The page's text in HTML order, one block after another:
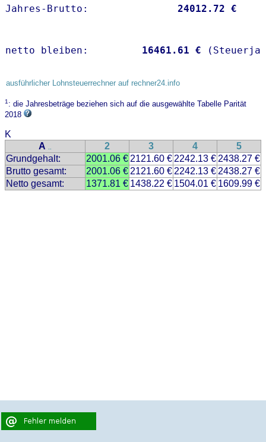
Jahres-Brutto: 24012.72 €
netto bleiben: 16461.61 €
ausführlicher Lohnsteuerrechner auf rechner24.info
1: die Jahresbeträge beziehen sich auf die ausgewählte Tabelle Parität
2018
K
A .. 2 3 4
5
Grundgehalt:
2001.06 € 2121.60 € 2242.13 € 2438.27 €
Brutto gesamt:
2001.06 € 2121.60 € 2242.13 € 2438.27 €
Netto gesamt:
1371.81 € 1438.22 € 1504.01 € 1609.99 €